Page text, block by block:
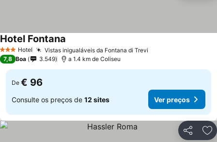
3 EstrelasHotel Vistas inigualáveis da Fontana di Trevi
Hotel Fontana
7,8 Boa 3.549 a 1.4 km de Coliseu
De € 96
Consulte os preços de 12 sites Ver preços
Partilhar